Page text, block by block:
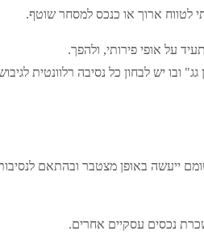
לטווח ארוך או כנכס למסחר שוטף.
על אופי פירותי, ולהפך.
גג" ובו יש לבחון כל נסיבה
ייעשה באופן מצטבר ובהתאם
נכסים עסקיים אחרים.